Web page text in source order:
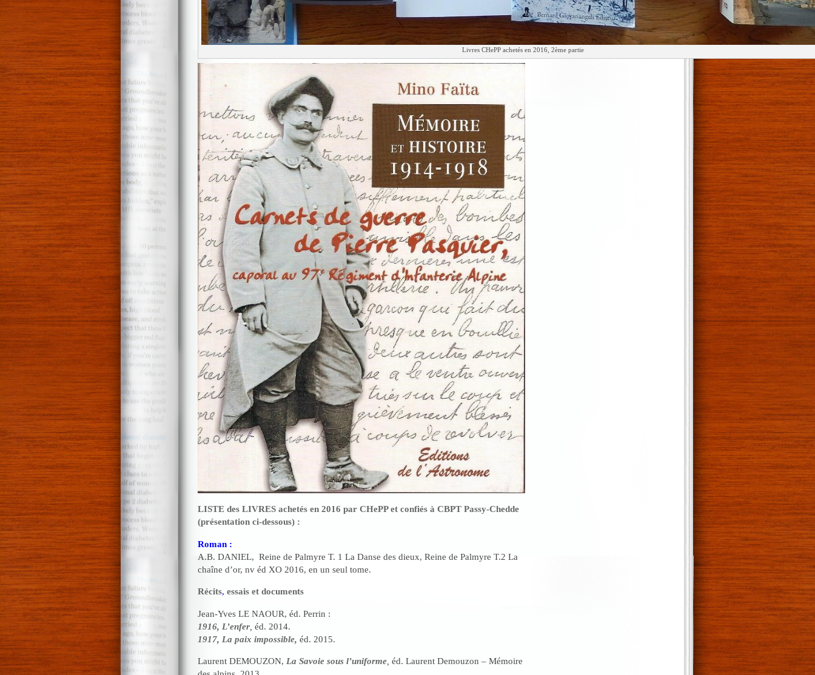
Livres CHePP achetés en 2016, 2ème partie
LISTE des LIVRES achetés en 2016 par CHePP et confiés à CBPT Passy-Chedde
(présentation ci-dessous) :
Roman :
A.B. DANIEL, Reine de Palmyre T. 1 La Danse des dieux, Reine de Palmyre T.2 La
chaîne d’or, nv éd XO 2016, en un seul tome.
Récits, essais et documents
Jean-Yves LE NAOUR, éd. Perrin :
1916, L’enfer, éd. 2014.
1917, La paix impossible, éd. 2015.
Laurent DEMOUZON, La Savoie sous l’uniforme, éd. Laurent Demouzon – Mémoire